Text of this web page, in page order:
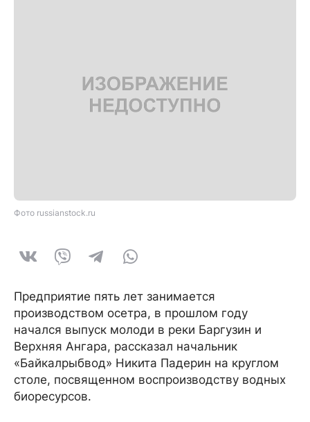
Фото russianstock.ru
Предприятие пять лет занимается
производством осетра, в прошлом году
начался выпуск молоди в реки Баргузин и
Верхняя Ангара, рассказал начальник
«Байкалрыбвод» Никита Падерин на круглом
столе, посвященном воспроизводству водных
биоресурсов.